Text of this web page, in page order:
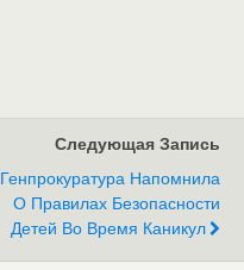
Следующая Запись
Генпрокуратура Напомнила
О Правилах Безопасности
Детей Во Время Каникул